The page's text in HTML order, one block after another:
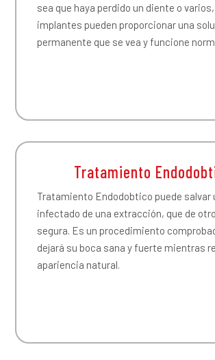
sea que haya perdido un diente o
implantes pueden proporcionar una
permanente que se vea y funcione
Tratamiento
Tratamiento Endodobtico puede salvar
infectado de una extracción, que de
segura. Es un procedimiento
dejará su boca sana y fuerte mientras
apariencia natural.